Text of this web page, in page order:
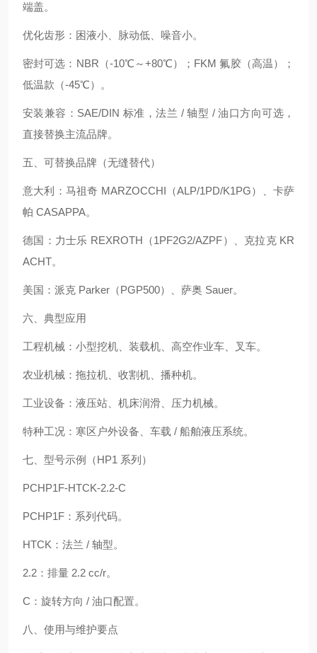
端盖。
优化齿形：困液小、脉动低、噪音小。
密封可选：NBR（-10℃～+80℃）；FKM 氟胶（高温）；
低温款（-45℃）。
安装兼容：SAE/DIN 标准，法兰 / 轴型 / 油口方向可选，
直接替换主流品牌。
五、可替换品牌（无缝替代）
意大利：马祖奇 MARZOCCHI（ALP/1PD/K1PG）、卡萨
帕 CASAPPA。
德国：力士乐 REXROTH（1PF2G2/AZPF）、克拉克 KR
ACHT。
美国：派克 Parker（PGP500）、萨奥 Sauer。
六、典型应用
工程机械：小型挖机、装载机、高空作业车、叉车。
农业机械：拖拉机、收割机、播种机。
工业设备：液压站、机床润滑、压力机械。
特种工况：寒区户外设备、车载 / 船舶液压系统。
七、型号示例（HP1 系列）
PCHP1F-HTCK-2.2-C
PCHP1F：系列代码。
HTCK：法兰 / 轴型。
2.2：排量 2.2 cc/r。
C：旋转方向 / 油口配置。
八、使用与维护要点